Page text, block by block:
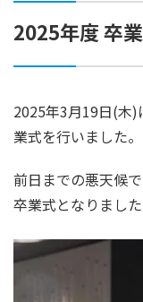
2025年度 卒
2025年3月19日(木
業式を行いました。
前日までの悪天候
卒業式となりました